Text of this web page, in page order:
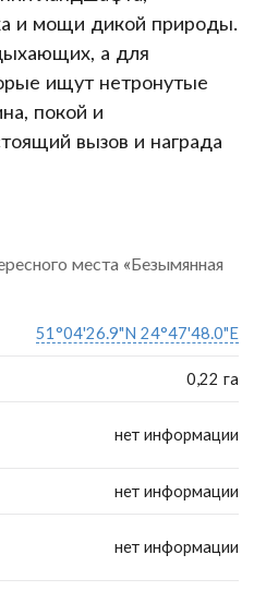
и мощи дикой природы.
а для
ищут нетронутые
покой и
вызов и награда
места «Безымянная
51°04'26.9"N 24°47'48.0"E
0,22 га
нет информации
нет информации
нет информации